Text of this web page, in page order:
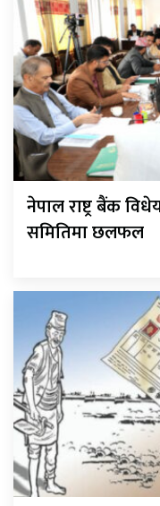
नेपाल राष्ट्र बैंक
समितिमा छलफल